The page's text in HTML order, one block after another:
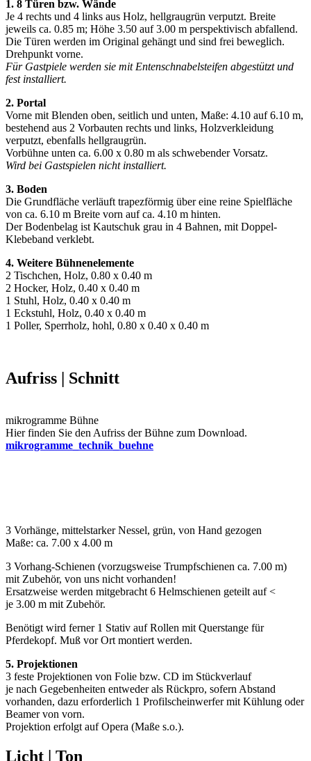
1. 8 Türen bzw. Wände
Je 4 rechts und 4 links aus Holz, hellgraugrün verputzt. Breite
jeweils ca. 0.85 m; Höhe 3.50 auf 3.00 m perspektivisch abfallend.
Die Türen werden im Original gehängt und sind frei beweglich.
Drehpunkt vorne.
Für Gastpiele werden sie mit Entenschnabelsteifen abgestützt und
fest installiert.
2. Portal
Vorne mit Blenden oben, seitlich und unten, Maße: 4.10 auf 6.10 m,
bestehend aus 2 Vorbauten rechts und links, Holzverkleidung
verputzt, ebenfalls hellgraugrün.
Vorbühne unten ca. 6.00 x 0.80 m als schwebender Vorsatz.
Wird bei Gastspielen nicht installiert.
3. Boden
Die Grundfläche verläuft trapezförmig über eine reine Spielfläche
von ca. 6.10 m Breite vorn auf ca. 4.10 m hinten.
Der Bodenbelag ist Kautschuk grau in 4 Bahnen, mit Doppel-
Klebeband verklebt.
4. Weitere Bühnenelemente
2 Tischchen, Holz, 0.80 x 0.40 m
2 Hocker, Holz, 0.40 x 0.40 m
1 Stuhl, Holz, 0.40 x 0.40 m
1 Eckstuhl, Holz, 0.40 x 0.40 m
1 Poller, Sperrholz, hohl, 0.80 x 0.40 x 0.40 m
Aufriss | Schnitt
mikrogramme Bühne
Hier finden Sie den Aufriss der Bühne zum Download.
mikrogramme_technik_buehne
3 Vorhänge, mittelstarker Nessel, grün, von Hand gezogen
Maße: ca. 7.00 x 4.00 m
3 Vorhang-Schienen (vorzugsweise Trumpfschienen ca. 7.00 m)
mit Zubehör, von uns nicht vorhanden!
Ersatzweise werden mitgebracht 6 Helmschienen geteilt auf <
je 3.00 m mit Zubehör.
Benötigt wird ferner 1 Stativ auf Rollen mit Querstange für
Pferdekopf. Muß vor Ort montiert werden.
5. Projektionen
3 feste Projektionen von Folie bzw. CD im Stückverlauf
je nach Gegebenheiten entweder als Rückpro, sofern Abstand
vorhanden, dazu erforderlich 1 Profilscheinwerfer mit Kühlung oder
Beamer von vorn.
Projektion erfolgt auf Opera (Maße s.o.).
Licht | Ton